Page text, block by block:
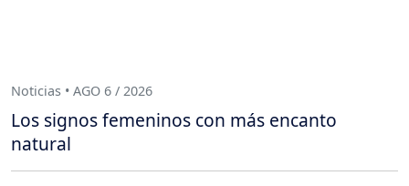
Noticias • AGO 6 / 2026
Los signos femeninos con más encanto
natural